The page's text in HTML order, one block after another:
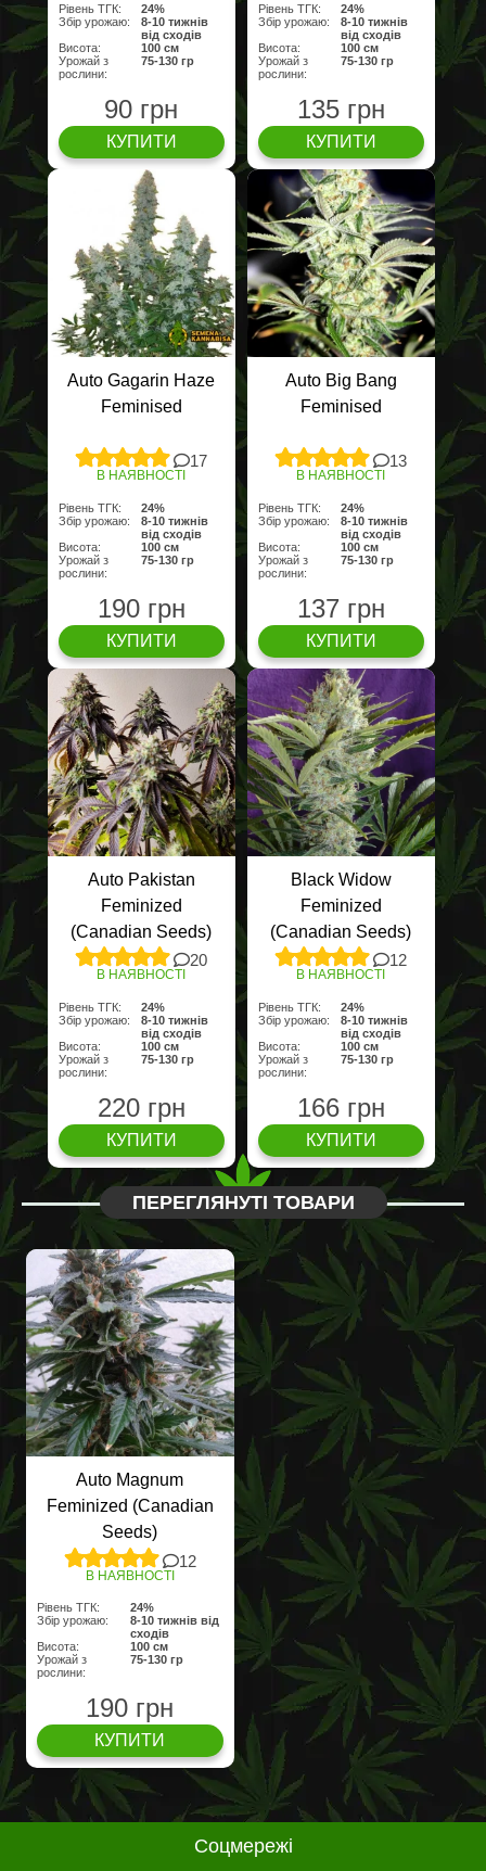
Рівень ТГК:
24%
Збір урожаю:
8-10 тижнів
від сходів
Висота:
100 cм
Урожай з
рослини:
75-130 гр
90 грн
КУПИТИ
Рівень ТГК:
24%
Збір урожаю:
8-10 тижнів
від сходів
Висота:
100 cм
Урожай з
рослини:
75-130 гр
135 грн
КУПИТИ
Auto Gagarin Haze
Feminised
17
В НАЯВНОСТІ
Рівень ТГК:
24%
Збір урожаю:
8-10 тижнів
від сходів
Висота:
100 cм
Урожай з
рослини:
75-130 гр
190 грн
КУПИТИ
Auto Big Bang
Feminised
13
В НАЯВНОСТІ
Рівень ТГК:
24%
Збір урожаю:
8-10 тижнів
від сходів
Висота:
100 cм
Урожай з
рослини:
75-130 гр
137 грн
КУПИТИ
Auto Pakistan
Feminized
(Canadian Seeds)
20
В НАЯВНОСТІ
Рівень ТГК:
24%
Збір урожаю:
8-10 тижнів
від сходів
Висота:
100 cм
Урожай з
рослини:
75-130 гр
220 грн
КУПИТИ
Black Widow
Feminized
(Canadian Seeds)
12
В НАЯВНОСТІ
Рівень ТГК:
24%
Збір урожаю:
8-10 тижнів
від сходів
Висота:
100 cм
Урожай з
рослини:
75-130 гр
166 грн
КУПИТИ
ПЕРЕГЛЯНУТІ ТОВАРИ
Auto Magnum
Feminized (Canadian
Seeds)
12
В НАЯВНОСТІ
Рівень ТГК:
24%
Збір урожаю:
8-10 тижнів від
сходів
Висота:
100 cм
Урожай з
рослини:
75-130 гр
190 грн
КУПИТИ
Соцмережі